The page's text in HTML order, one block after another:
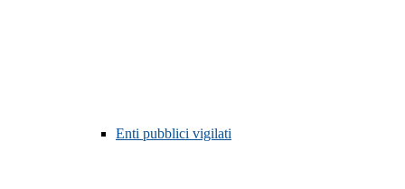
Enti pubblici vigilati